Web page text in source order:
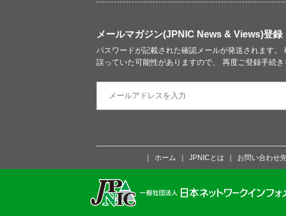
メールマガジン(JPNIC News & Views)登録
パスワードが記載された確認メールが発送されます
誤っていた可能性がありますので、 再度ご登録手続き
ホーム JPNICとは お問い合わせ